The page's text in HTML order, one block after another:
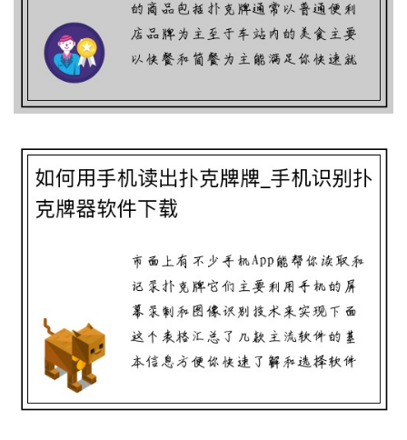
如何用手机读出扑克牌牌_手机识别扑克
牌器软件下载
四川麻将扑克,川麻血战到底，新式斗法
来袭